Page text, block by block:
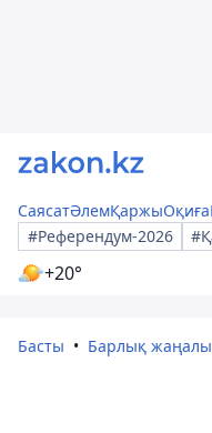
СаясатӘлемҚаржыОқиға
#Референдум-2026
+20°
Басты Барлық